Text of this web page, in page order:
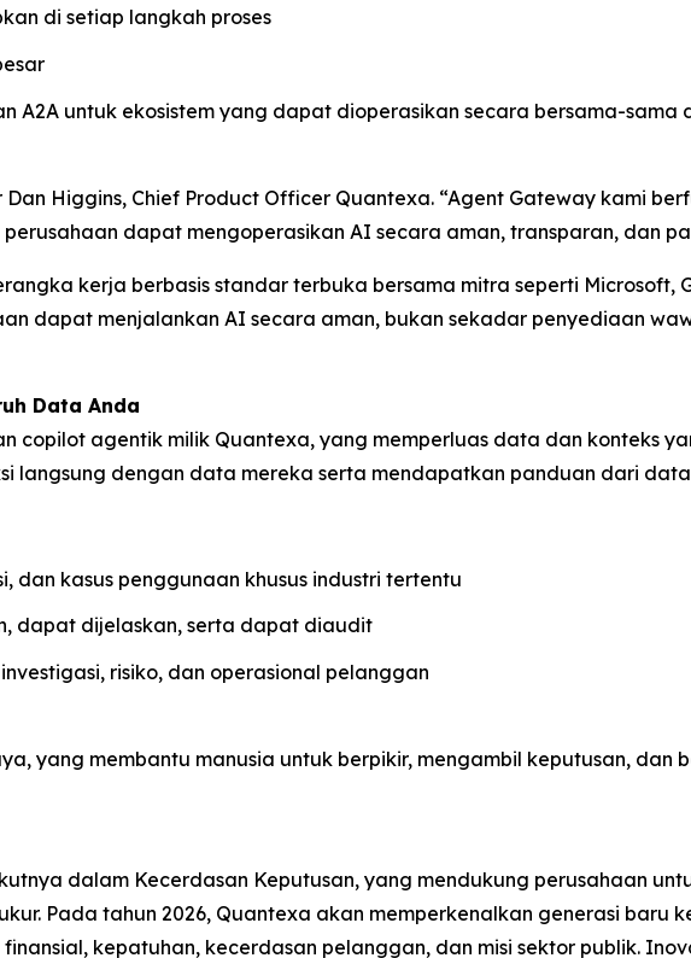
di setiap langkah proses
A2A untuk ekosistem yang dapat dioperasikan secara bersama-sama
Higgins, Chief Product Officer Quantexa. “Agent Gateway kami
dapat mengoperasikan AI secara aman, transparan, dan
kerja berbasis standar terbuka bersama mitra seperti Microsoft,
dapat menjalankan AI secara aman, bukan sekadar penyediaan
Data Anda
copilot agentik milik Quantexa, yang memperluas data dan konteks
langsung dengan data mereka serta mendapatkan panduan dari
dan kasus penggunaan khusus industri tertentu
dapat dijelaskan, serta dapat diaudit
risiko, dan operasional pelanggan
yang membantu manusia untuk berpikir, mengambil keputusan, dan
dalam Kecerdasan Keputusan, yang mendukung perusahaan
Pada tahun 2026, Quantexa akan memperkenalkan generasi baru
kepatuhan, kecerdasan pelanggan, dan misi sektor publik.